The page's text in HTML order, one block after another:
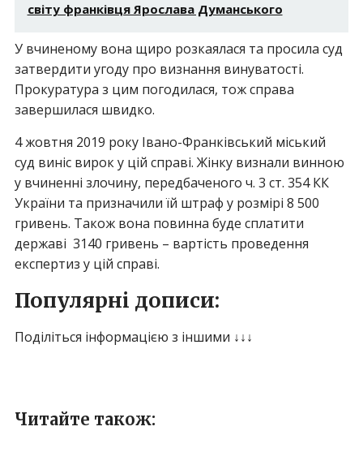
світу франківця Ярослава Думанського
У вчиненому вона щиро розкаялася та просила суд
затвердити угоду про визнання винуватості.
Прокуратура з цим погодилася, тож справа
завершилася швидко.
4 жовтня 2019 року Івано-Франківський міський
суд виніс вирок у цій справі. Жінку визнали винною
у вчиненні злочину, передбаченого ч. 3 ст. 354 КК
України та призначили їй штраф у розмірі 8 500
гривень. Також вона повинна буде сплатити
державі 3140 гривень – вартість проведення
експертиз у цій справі.
Популярні дописи:
Поділіться інформацією з іншими ↓↓↓
Читайте також: